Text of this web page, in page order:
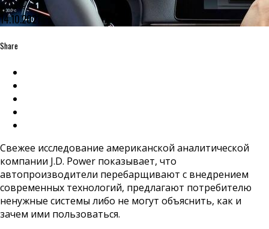
14.10.2021
Share
Свежее исследование американской аналитической
компании J.D. Power показывает, что
автопроизводители перебарщивают с внедрением
современных технологий, предлагают потребителю
ненужные системы либо не могут объяснить, как и
зачем ими пользоваться.